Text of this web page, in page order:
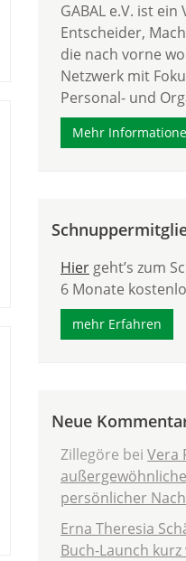
GABAL e.V. ist
Entscheider,
die nach vorne
Netzwerk mit
Personal- und
Mehr
Hier geht’s zum
6 Monate
mehr Erfahren
Neue
Zillegöre bei Vera
persönlicher
Erna Theresia
Buch-Launch